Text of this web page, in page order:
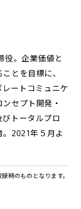
役。企業価値と
とを⽬標に、
ートコミュニケ
セプト開発・
トータルプロ
2021年５⽉よ
時のものとなります。